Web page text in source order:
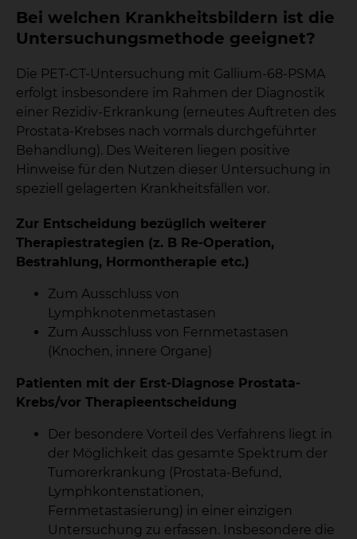
Bei welchen Krankheitsbildern ist die
Untersuchungsmethode geeignet?
Die PET-CT-Untersuchung mit Gallium-68-PSMA
erfolgt insbesondere im Rahmen der Diagnostik
einer Rezidiv-Erkrankung (erneutes Auftreten des
Prostata-Krebses nach vormals durchgeführter
Behandlung). Des Weiteren liegen positive
Hinweise für den Nutzen dieser Untersuchung in
speziell gelagerten Krankheitsfällen vor.
Zur Entscheidung bezüglich weiterer
Therapiestrategien (z. B Re-Operation,
Bestrahlung, Hormontherapie etc.)
Zum Ausschluss von
Lymphknotenmetastasen
Zum Ausschluss von Fernmetastasen
(Knochen, innere Organe)
Patienten mit der Erst-Diagnose Prostata-
Krebs/vor Therapieentscheidung
Der besondere Vorteil des Verfahrens liegt in
der Möglichkeit das gesamte Spektrum der
Tumorerkrankung (Prostata-Befund,
Lymphkontenstationen,
Fernmetastasierung) in einer einzigen
Untersuchung zu erfassen. Insbesondere die